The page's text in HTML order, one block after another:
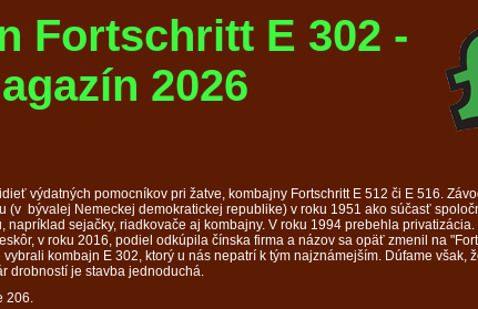
Fortschritt E 302 -
2026
výdatných pomocníkov pri žatve, kombajny Fortschritt E 512 či E 516.
(v bývalej Nemeckej demokratickej republike) v roku 1951 ako súčasť
napríklad sejačky, riadkovače aj kombajny. V roku 1994 prebehla
v roku 2016, podiel odkúpila čínska firma a názov sa opäť zmenil na
kombajn E 302, ktorý u nás nepatrí k tým najznámejším. Dúfame však,
drobností je stavba jednoduchá.
206.